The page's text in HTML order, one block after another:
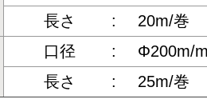
長さ
: 20m/巻
口径 :
Φ200m/m
長さ
: 25m/巻